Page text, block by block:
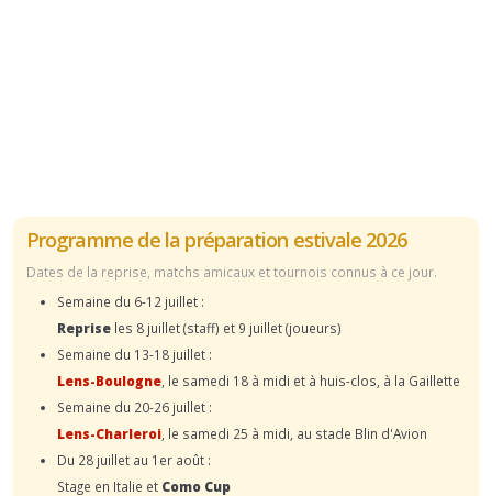
Programme de la préparation estivale 2026
Dates de la reprise, matchs amicaux et tournois connus à ce jour.
Semaine du 6-12 juillet :
Reprise les 8 juillet (staff) et 9 juillet (joueurs)
Semaine du 13-18 juillet :
Lens-Boulogne , le samedi 18 à midi et à huis-clos, à la Gaillette
Semaine du 20-26 juillet :
Lens-Charleroi , le samedi 25 à midi, au stade Blin d'Avion
Du 28 juillet au 1er août :
Stage en Italie et Como Cup